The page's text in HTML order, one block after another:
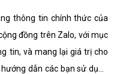
thông tin chính thức của
đồng trên Zalo, với mục
tin, và mang lại giá trị cho
dẫn các bạn sử dụng